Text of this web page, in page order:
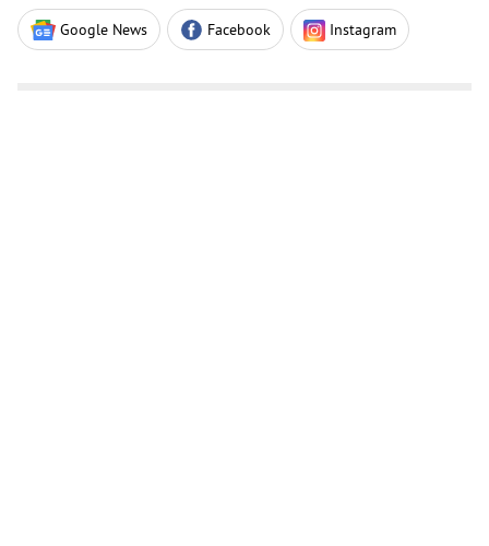
Google News Facebook Instagram